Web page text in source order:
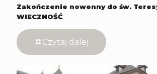
Zakończenie nowenny do św.
WIECZNOŚĆ
Czytaj dalej